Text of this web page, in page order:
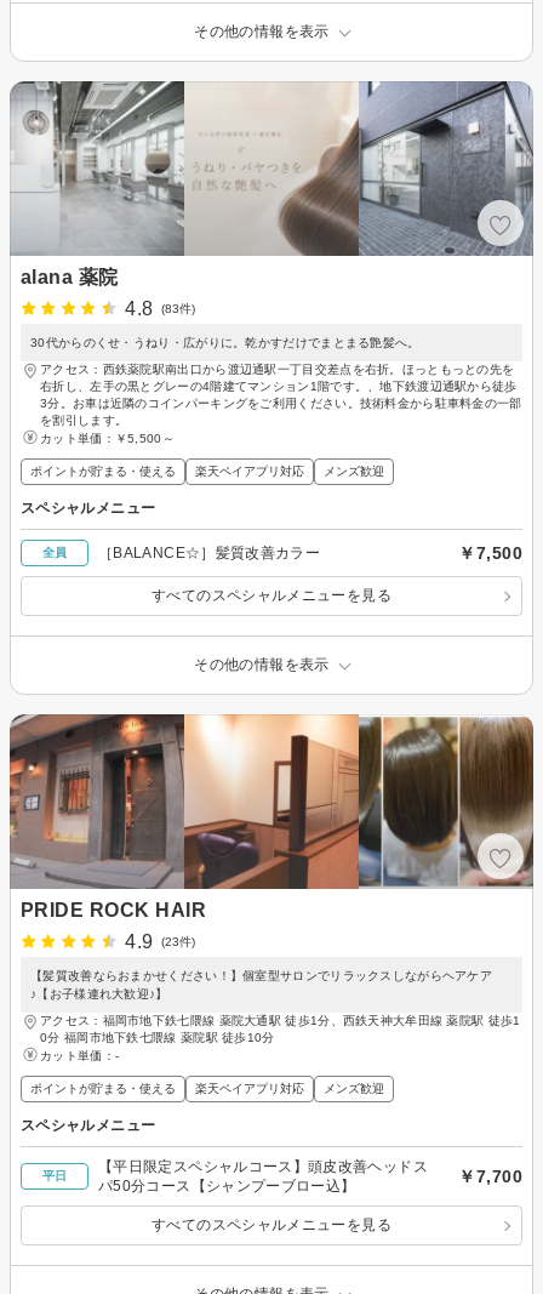
その他の情報を表示
alana 薬院
4.8
(83件)
30代からのくせ・うねり・広がりに。乾かすだけでまとまる艶髪へ。
アクセス：西鉄薬院駅南出口から渡辺通駅一丁目交差点を右折。ほっともっとの先を
右折し、左手の黒とグレーの4階建てマンション1階です。、地下鉄渡辺通駅から徒歩
3分。お車は近隣のコインパーキングをご利用ください。技術料金から駐車料金の一部
を割引します。
カット単価： ￥5,500～
ポイントが貯まる・使える 楽天ペイアプリ対応 メンズ歓迎
スペシャルメニュー
全員 ［BALANCE☆］髪質改善カラー ￥7,500
すべてのスペシャルメニューを見る
その他の情報を表示
PRIDE ROCK HAIR
4.9
(23件)
【髪質改善ならおまかせください！】個室型サロンでリラックスしながらヘアケア
♪【お子様連れ大歓迎♪】
アクセス：福岡市地下鉄七隈線 薬院大通駅 徒歩1分、西鉄天神大牟田線 薬院駅 徒歩1
0分 福岡市地下鉄七隈線 薬院駅 徒歩10分
カット単価： -
ポイントが貯まる・使える 楽天ペイアプリ対応 メンズ歓迎
スペシャルメニュー
平日
【平日限定スペシャルコース】頭皮改善ヘッドス
パ50分コース【シャンプーブロー込】
￥7,700
すべてのスペシャルメニューを見る